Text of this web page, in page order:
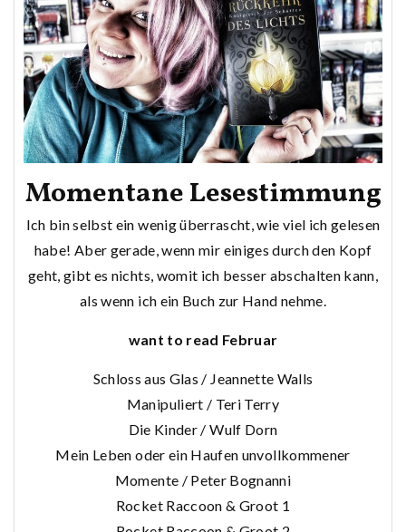
Momentane Lesestimmung
Ich bin selbst ein wenig überrascht, wie viel ich gelesen
habe! Aber gerade, wenn mir einiges durch den Kopf
geht, gibt es nichts, womit ich besser abschalten kann,
als wenn ich ein Buch zur Hand nehme.
want to read Februar
Schloss aus Glas / Jeannette Walls
Manipuliert / Teri Terry
Die Kinder / Wulf Dorn
Mein Leben oder ein Haufen unvollkommener
Momente / Peter Bognanni
Rocket Raccoon & Groot 1